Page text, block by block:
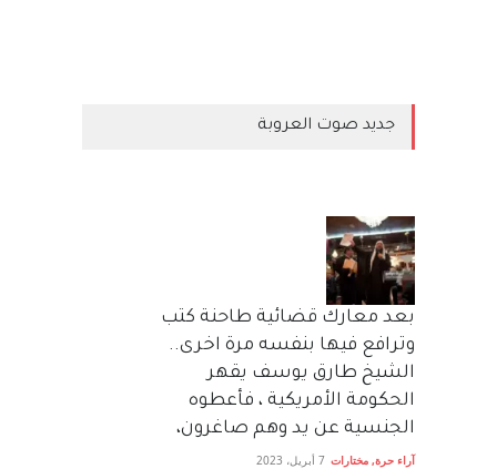
جديد صوت العروبة
بعد معارك قضائية طاحنة كتب
وترافع فيها بنفسه مرة اخرى..
الشيخ طارق يوسف يقهر
الحكومة الأمريكية ، فأعطوه
الجنسية عن يد وهم صاغرون،
آراء حرة, مختارات 7 أبريل، 2023